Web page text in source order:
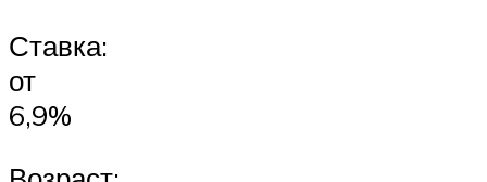
Ставка:
от
6,9%